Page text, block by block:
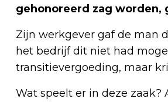
gehonoreerd zag worden,
Zijn werkgever gaf de man
het bedrijf dit niet had
transitievergoeding, maar
Wat speelt er in deze